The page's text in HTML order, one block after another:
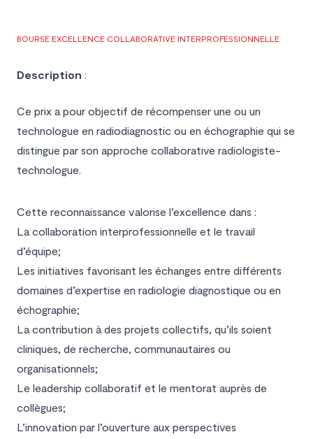
BOURSE EXCELLENCE COLLABORATIVE INTERPROFESSIONNELLE
Description :
Ce prix a pour objectif de récompenser une ou un
technologue en radiodiagnostic ou en échographie qui se
distingue par son approche collaborative radiologiste-
technologue.
Cette reconnaissance valorise l’excellence dans :
La collaboration interprofessionnelle et le travail
d’équipe;
Les initiatives favorisant les échanges entre différents
domaines d’expertise en radiologie diagnostique ou en
échographie;
La contribution à des projets collectifs, qu’ils soient
cliniques, de recherche, communautaires ou
organisationnels;
Le leadership collaboratif et le mentorat auprès de
collègues;
L’innovation par l’ouverture aux perspectives